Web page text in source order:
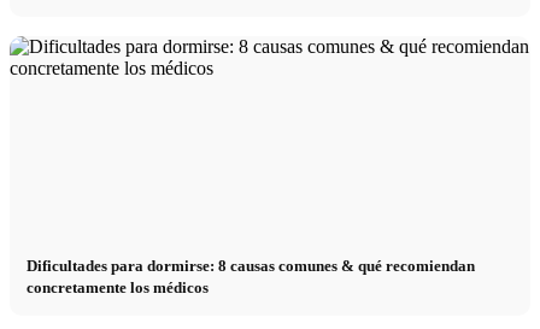
Dificultades para dormirse: 8 causas comunes & qué recomiendan
concretamente los médicos